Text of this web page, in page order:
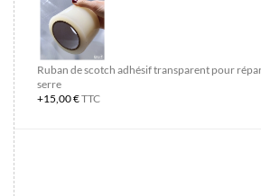
Ruban de scotch adhésif transparent pour
serre
+15,00 €TTC